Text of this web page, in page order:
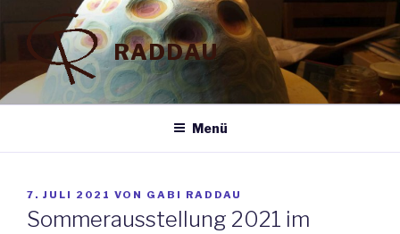
springen
RADDAU
Menü
VERÖFFENTLICHT
AM
7. JULI 2021 VON GABI RADDAU
Sommerausstellung 2021 im